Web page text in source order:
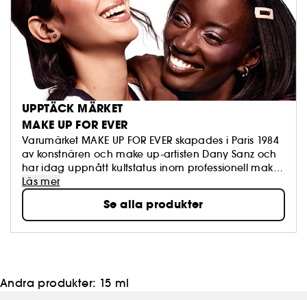
UPPTÄCK MÄRKET
MAKE UP FOR EVER
Varumärket MAKE UP FOR EVER skapades i Paris 1984
av konstnären och make up-artisten Dany Sanz och
har idag uppnått kultstatus inom professionell make
up. MAKE UP FOR EVERs produkter används av såväl
make up-artister som kändisar och vanliga
människor och gör det möjligt för alla att förbättra
sitt utseende och uttrycka sig själva.
Läs mer
Se alla produkter
Andra produkter: 15 ml